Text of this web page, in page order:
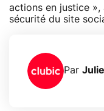
actions en justice »,
sécurité du site
Par